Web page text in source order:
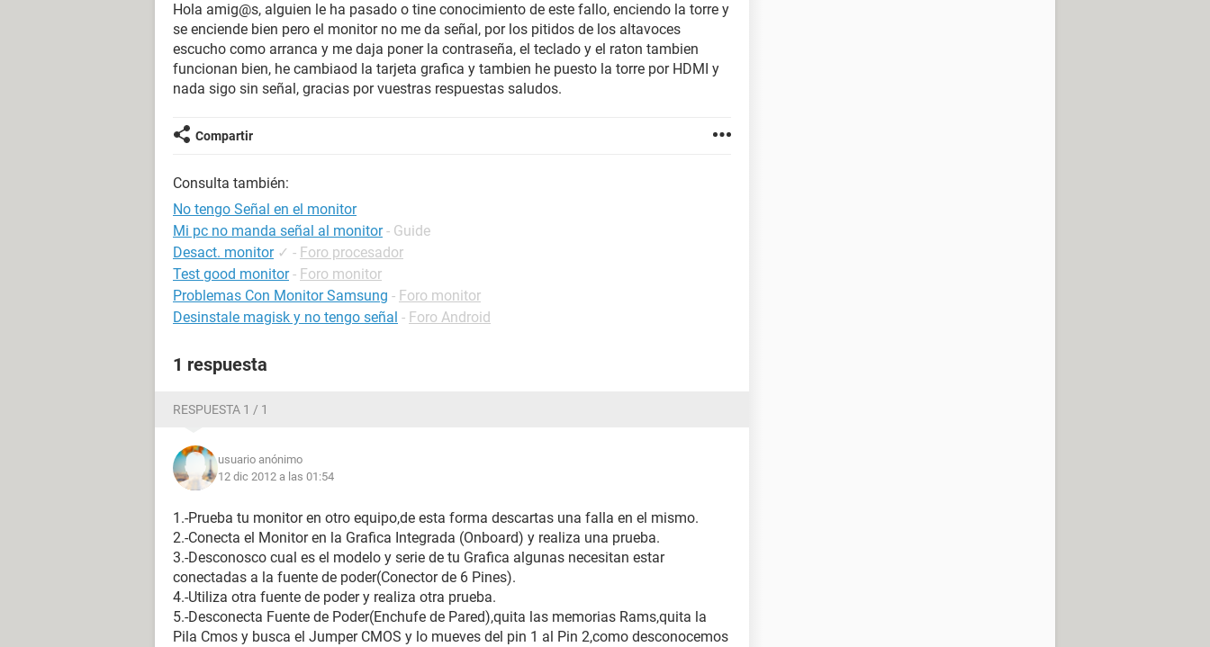
Hola amig@s, alguien le ha pasado o tine conocimiento de este fallo, enciendo la torre y
se enciende bien pero el monitor no me da señal, por los pitidos de los altavoces
escucho como arranca y me daja poner la contraseña, el teclado y el raton tambien
funcionan bien, he cambiaod la tarjeta grafica y tambien he puesto la torre por HDMI y
nada sigo sin señal, gracias por vuestras respuestas saludos.
Compartir
Consulta también:
No tengo Señal en el monitor
Mi pc no manda señal al monitor - Guide
Desact. monitor ✓ - Foro procesador
Test good monitor - Foro monitor
Problemas Con Monitor Samsung - Foro monitor
Desinstale magisk y no tengo señal - Foro Android
1 respuesta
RESPUESTA 1 / 1
usuario anónimo
12 dic 2012 a las 01:54
1.-Prueba tu monitor en otro equipo,de esta forma descartas una falla en el mismo.
2.-Conecta el Monitor en la Grafica Integrada (Onboard) y realiza una prueba.
3.-Desconosco cual es el modelo y serie de tu Grafica algunas necesitan estar
conectadas a la fuente de poder(Conector de 6 Pines).
4.-Utiliza otra fuente de poder y realiza otra prueba.
5.-Desconecta Fuente de Poder(Enchufe de Pared),quita las memorias Rams,quita la
Pila Cmos y busca el Jumper CMOS y lo mueves del pin 1 al Pin 2,como desconocemos